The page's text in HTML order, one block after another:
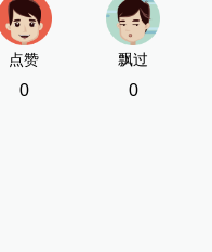
点赞
0
飘过
0